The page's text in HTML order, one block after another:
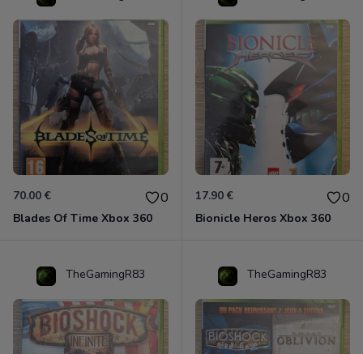
70.00 € 0
Blades Of Time Xbox 360
17.90 € 0
Bionicle Heros Xbox 360
TheGamingR83 TheGamingR83